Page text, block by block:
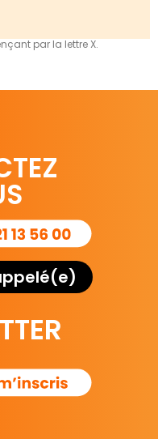
par la lettre X.